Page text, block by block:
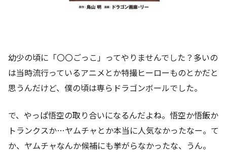
幼少の頃に「〇〇ごっこ」ってやりませんでした？多いの
は当時流行っているアニメとか特撮ヒーローものとかだと
思うんだけど、僕の頃は専らドラゴンボールでした。
で、やっぱ悟空の取り合いになるんだよね。悟空か悟飯か
トランクスか…ヤムチャとか本当に人気なかったなー。て
か、ヤムチャなんか候補にも挙がらなかったな、うん。